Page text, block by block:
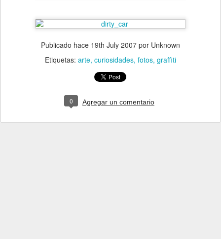
Publicado hace 19th July 2007 por Unknown
Etiquetas: arte curiosidades fotos graffiti
0 Agregar un comentario